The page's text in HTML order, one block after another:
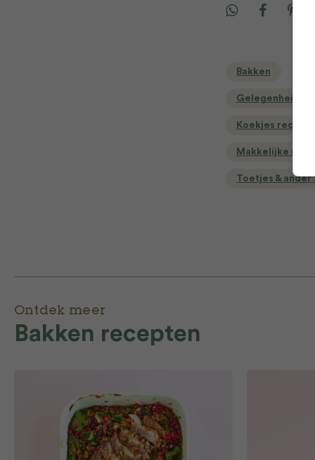
Bakken
Gelegenheid
Koekjes
Makkelijke
Toetjes & ander
Ontdek meer
Bakken recepten